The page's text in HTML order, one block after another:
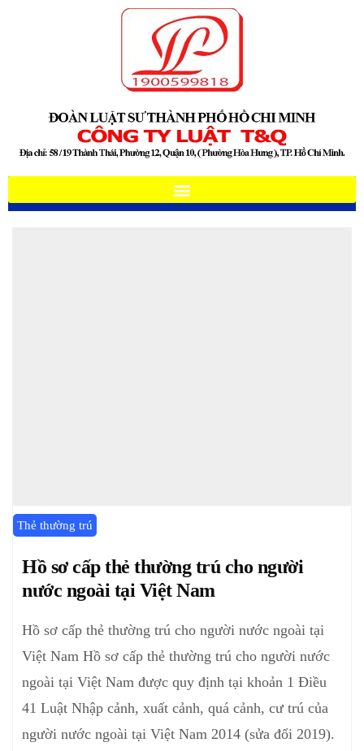
Thẻ thường trú
Hồ sơ cấp thẻ thường trú cho người
nước ngoài tại Việt Nam
Hồ sơ cấp thẻ thường trú cho người nước ngoài tại
Việt Nam Hồ sơ cấp thẻ thường trú cho người nước
ngoài tại Việt Nam được quy định tại khoản 1 Điều
41 Luật Nhập cảnh, xuất cảnh, quá cảnh, cư trú của
người nước ngoài tại Việt Nam 2014 (sửa đổi 2019).